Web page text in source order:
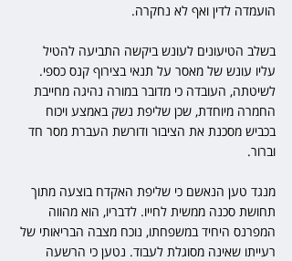
הועמדה לדין ואף לא נחקרה.
בשלב הטיעונים לעונש ביקשה התביעה להטיל
עליו עונש של מאסר על תנאי בצירוף קנס כספי.
לשיטתה, העובדה כי מדובר במורה נהיגה מחייבת
החמרה מיוחדת, שכן שליפת נשק באמצע ויכוח
בכביש מסכנת את הציבור ודורשת העברת מסר חד
וברור.
מנגד טען הנאשם כי שליפת האקדח בוצעה מתוך
תחושת סכנה ממשית לחייו. לדבריו, הוא מהווה
המפרנס היחיד במשפחתו, נוכח מצבה הבריאותי של
רעייתו שאינה מסוגלת לעבוד. נטען כי הרשעה